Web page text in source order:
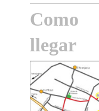
Como
llegar